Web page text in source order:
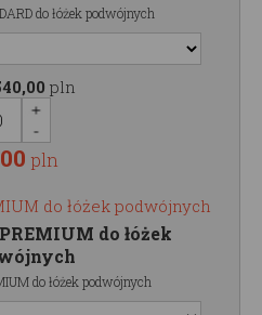
do łóżek podwójnych
pln
pln
do łóżek
do łóżek podwójnych